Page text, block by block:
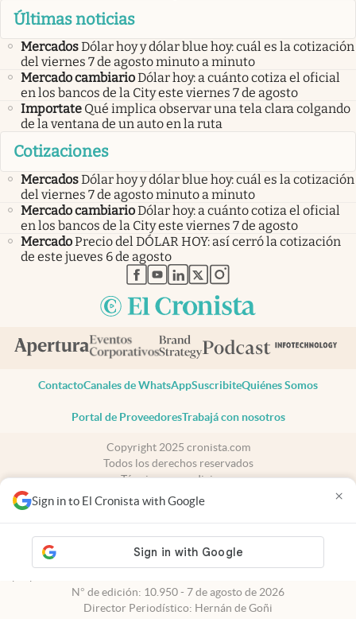
Sign in to El Cronista with Google ×
Últimas noticias
MercadosDólar hoy y dólar blue hoy: cuál es la cotización
del viernes 7 de agosto minuto a minuto
Mercado cambiarioDólar hoy: a cuánto cotiza el oficial
en los bancos de la City este viernes 7 de agosto
Importate Qué implica observar una tela clara colgando
de la ventana de un auto en la ruta
Cotizaciones
MercadosDólar hoy y dólar blue hoy: cuál es la cotización
del viernes 7 de agosto minuto a minuto
Mercado cambiarioDólar hoy: a cuánto cotiza el oficial
en los bancos de la City este viernes 7 de agosto
MercadoPrecio del DÓLAR HOY: así cerró la cotización
de este jueves 6 de agosto
abre en nueva pestaña
abre en nueva pestaña
abre en nueva pestaña
abre en nueva pestaña
abre en nueva pestaña
ContactoCanales de WhatsAppSuscribiteQuiénes Somos
Portal de ProveedoresTrabajá con nosotros
Copyright 2025 cronista.com
Todos los derechos reservados
Términos y condiciones
Privacidad
Consentimiento
cronista.com
es propiedad de El Cronista Comercial S.A Registro de
N° de edición: 10.950 - 7 de agosto de 2026
Director Periodístico: Hernán de Goñi